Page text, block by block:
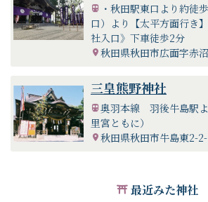
・秋田駅東口より約徒
口）より【太平方面行き
社入口》下車徒歩2分
秋田県秋田市広面字赤
三皇熊野神社
奥羽本線 羽後牛島駅よ
里宮ともに）
秋田県秋田市牛島東2-
最近みた神社